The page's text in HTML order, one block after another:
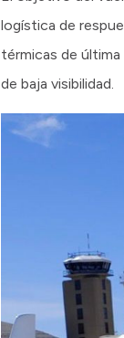
logística de
térmicas de
de baja visibilidad.